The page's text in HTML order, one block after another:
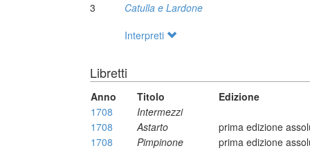
3
Catulla e Lardone
Interpreti
Libretti
Anno Titolo
Edizione
1708
Intermezzi
1708
Astarto
prima edizione
1708
Pimpinone prima edizione